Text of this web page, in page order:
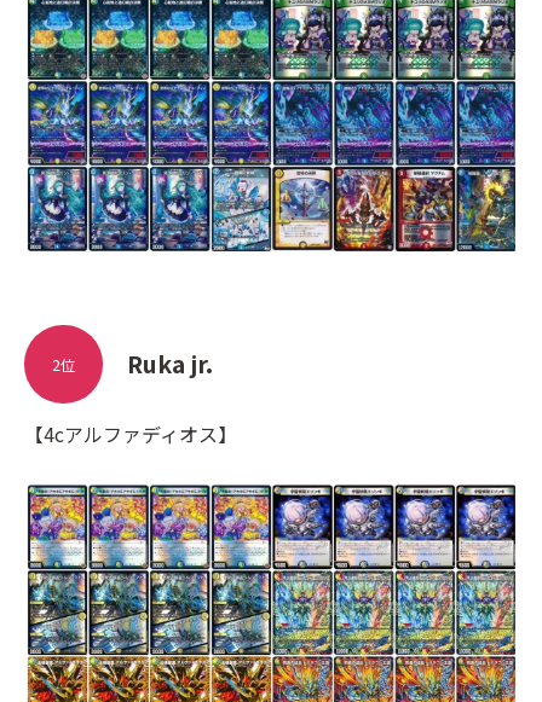
Ruka jr.
2位
【4cアルファディオス】